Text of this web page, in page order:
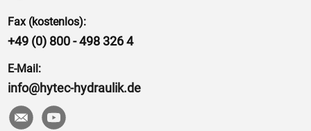
Fax (kostenlos):
+49 (0) 800 - 498 326 4
E-Mail:
info@hytec-hydraulik.de